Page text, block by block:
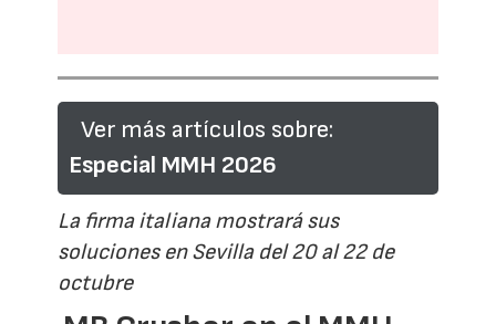
Ver más artículos sobre:
Especial MMH 2026
La firma italiana mostrará sus
soluciones en Sevilla del 20 al 22 de
octubre